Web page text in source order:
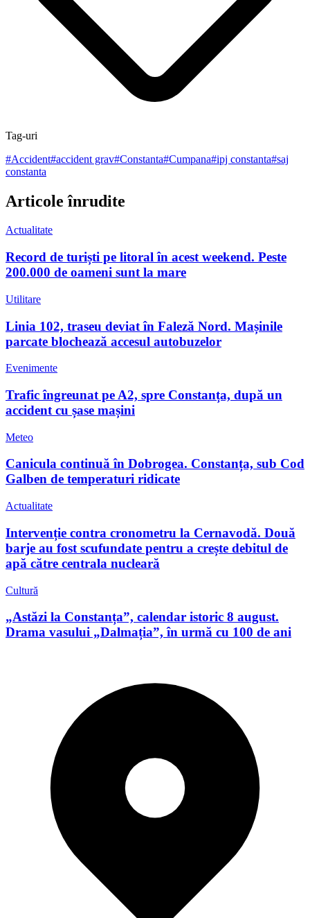
Tag-uri
#Accident#accident grav#Constanta#Cumpana#ipj constanta#saj
constanta
Articole înrudite
Actualitate
Record de turiști pe litoral în acest weekend. Peste
200.000 de oameni sunt la mare
Utilitare
Linia 102, traseu deviat în Faleză Nord. Mașinile
parcate blochează accesul autobuzelor
Evenimente
Trafic îngreunat pe A2, spre Constanța, după un
accident cu șase mașini
Meteo
Canicula continuă în Dobrogea. Constanța, sub Cod
Galben de temperaturi ridicate
Actualitate
Intervenție contra cronometru la Cernavodă. Două
barje au fost scufundate pentru a crește debitul de
apă către centrala nucleară
Cultură
„Astăzi la Constanța”, calendar istoric 8 august.
Drama vasului „Dalmația”, în urmă cu 100 de ani